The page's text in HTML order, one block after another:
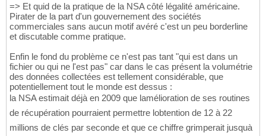
=> Et quid de la pratique de la NSA côté légalité américaine.
Pirater de la part d'un gouvernement des sociétés
commerciales sans aucun motif avéré c'est un peu borderline
et discutable comme pratique.
Enfin le fond du problème ce n'est pas tant "qui est dans un
fichier ou qui ne l'est pas" car dans le cas présent la volumétrie
des données collectées est tellement considérable, que
potentiellement tout le monde est dessus :
la NSA estimait déjà en 2009 que lamélioration de ses routines
de récupération pourraient permettre lobtention de 12 à 22
millions de clés par seconde et que ce chiffre grimperait jusquà